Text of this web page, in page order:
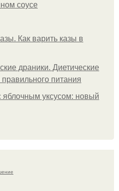
соусе
Как варить казы в
драники. Диетические
питания
уксусом: новый